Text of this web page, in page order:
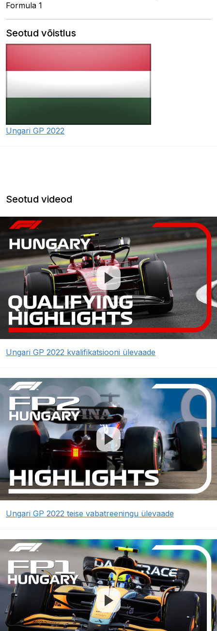
Formula 1
Seotud võistlus
Ungari GP 2022
Seotud videod
Ungari GP 2022 kvalifikatsiooni ülevaade
Ungari GP 2022 teise vabatreeningu ülevaade